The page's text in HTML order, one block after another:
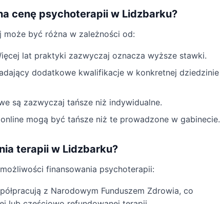
cenę psychoterapii w Lidzbarku?
może być różna w zależności od:
lat praktyki zazwyczaj oznacza wyższe stawki.
dodatkowe kwalifikacje w konkretnej dziedzinie
są zazwyczaj tańsze niż indywidualne.
mogą być tańsze niż te prowadzone w gabinecie.
terapii w Lidzbarku?
finansowania psychoterapii:
z Narodowym Funduszem Zdrowia, co